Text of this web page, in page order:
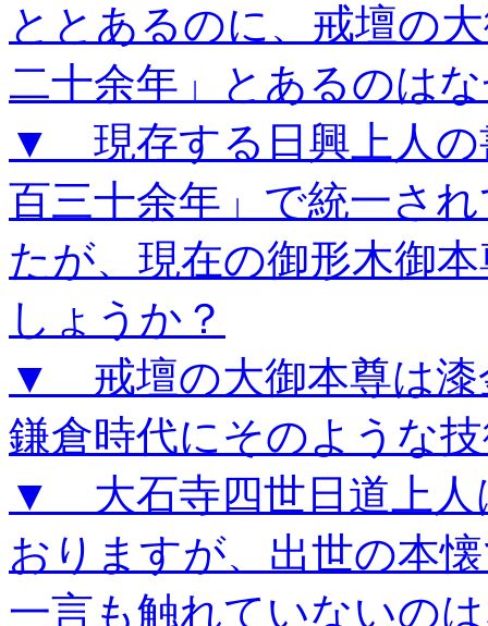
ととあるのに、戒壇の
二十余年」とあるのは
▼ 現存する日興上人の
百三十余年」で統一さ
たが、現在の御形木御
しょうか？
▼ 戒壇の大御本尊は漆
鎌倉時代にそのような
▼ 大石寺四世日道上人
おりますが、出世の本
一言も触れていないの